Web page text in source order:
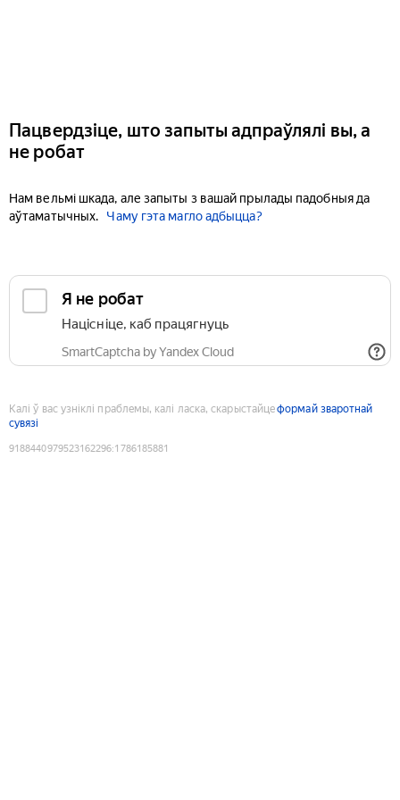
Пацвердзіце, што запыты адпраўлялі вы, а
не робат
Нам вельмі шкада, але запыты з вашай прылады падобныя да
аўтаматычных.
Чаму гэта магло адбыцца?
Я не робат
Націсніце, каб працягнуць
SmartCaptcha by Yandex Cloud
Калі ў вас узніклі праблемы, калі ласка, скарыстайцеформай зваротнай
сувязі
9188440979523162296:1786185881